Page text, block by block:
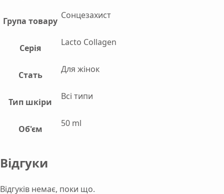
Група товару
Сонцезахист
Серія
Lacto Collagen
Стать
Для жінок
Тип шкіри
Всі типи
Об'єм
50 ml
Відгуки
Відгуків немає, поки що.